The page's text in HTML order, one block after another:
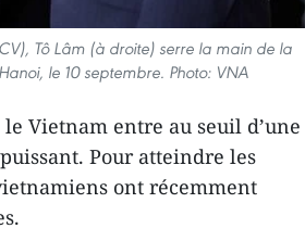
Tô Lâm (à droite) serre la main de la
le 10 septembre. Photo: VNA
Vietnam entre au seuil d’une
Pour atteindre les
ont récemment